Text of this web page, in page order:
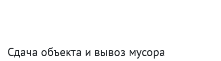
Сдача объекта и вывоз мусора